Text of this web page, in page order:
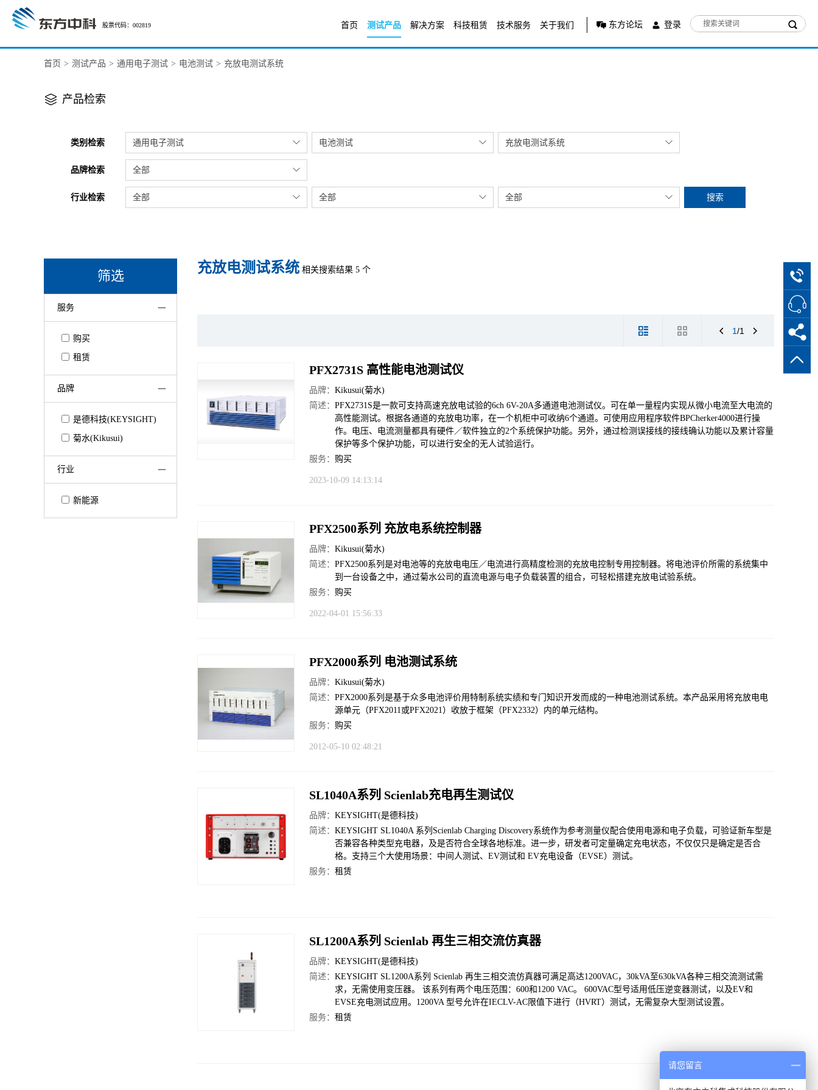
股票代码：002819 首页 测试产品 解决方案 科技租赁 技术服务 关于我们 东方论坛 登录
首页 > 测试产品 > 通用电子测试 > 电池测试 > 充放电测试系统
产品检索
类别检索 通用电子测试 电池测试 充放电测试系统
品牌检索 全部
行业检索 全部 全部 全部 搜索
筛选
服务
购买
租赁
品牌
是德科技(KEYSIGHT)
菊水(Kikusui)
行业
新能源
充放电测试系统 相关搜索结果 5 个
1/1
PFX2731S 高性能电池测试仪
品牌： Kikusui(菊水)
简述： PFX2731S是一款可支持高速充放电试验的6ch 6V-20A多通道电池测试仪。可在单一量程内实现从微小电流至大电流的
高性能测试。根据各通道的充放电功率，在一个机柜中可收纳6个通道。可使用应用程序软件BPCherker4000进行操
作。电压、电流测量都具有硬件／软件独立的2个系统保护功能。另外，通过检测误接线的接线确认功能以及累计容量
保护等多个保护功能，可以进行安全的无人试验运行。
服务： 购买
2023-10-09 14:13:14
PFX2500系列 充放电系统控制器
品牌： Kikusui(菊水)
简述： PFX2500系列是对电池等的充放电电压／电流进行高精度检测的充放电控制专用控制器。将电池评价所需的系统集中
到一台设备之中，通过菊水公司的直流电源与电子负载装置的组合，可轻松搭建充放电试验系统。
服务： 购买
2022-04-01 15:56:33
PFX2000系列 电池测试系统
品牌： Kikusui(菊水)
简述： PFX2000系列是基于众多电池评价用特制系统实绩和专门知识开发而成的一种电池测试系统。本产品采用将充放电电
源单元（PFX2011或PFX2021）收放于框架（PFX2332）内的单元结构。
服务： 购买
2012-05-10 02:48:21
SL1040A系列 Scienlab充电再生测试仪
品牌： KEYSIGHT(是德科技)
简述： KEYSIGHT SL1040A 系列Scienlab Charging Discovery系统作为参考测量仪配合使用电源和电子负载，可验证新车型是
否兼容各种类型充电器，及是否符合全球各地标准。进一步，研发者可定量确定充电状态，不仅仅只是确定是否合
格。支持三个大使用场景：中间人测试、EV测试和 EV充电设备（EVSE）测试。
服务： 租赁
SL1200A系列 Scienlab 再生三相交流仿真器
品牌： KEYSIGHT(是德科技)
简述： KEYSIGHT SL1200A系列 Scienlab 再生三相交流仿真器可满足高达1200VAC，30kVA至630kVA各种三相交流测试需
求，无需使用变压器。 该系列有两个电压范围：600和1200 VAC。 600VAC型号适用低压逆变器测试，以及EV和
EVSE充电测试应用。1200VA 型号允许在IECLV-AC限值下进行（HVRT）测试，无需复杂大型测试设置。
服务： 租赁
请您留言